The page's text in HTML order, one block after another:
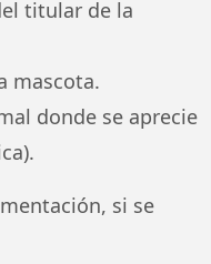
titular de la
mascota.
donde se aprecie
si se